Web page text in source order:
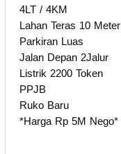
4LT / 4KM
Lahan Teras 10 Meter
Parkiran Luas
Jalan Depan 2Jalur
Listrik 2200 Token
PPJB
Ruko Baru
*Harga Rp 5M Nego*